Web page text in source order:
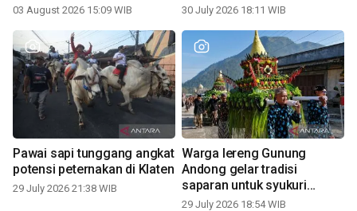
03 August 2026 15:09 WIB 30 July 2026 18:11 WIB
Pawai sapi tunggang angkat
potensi peternakan di Klaten
29 July 2026 21:38 WIB
Warga lereng Gunung
Andong gelar tradisi
saparan untuk syukuri
panen
29 July 2026 18:54 WIB